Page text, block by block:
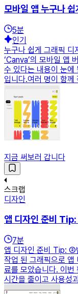
모바일 앱 누구나
5분
인기
누구나 쉽게 그래픽 디
‘Canva’의 모바일 앱
수 있다는 내용이 눈에
입니다.여러 명이 함께
지금 써보러 갑니다
스크랩
디자인
앱 디자인 준비
7분
앱 디자인 준비 Tip: ②
작업 된 그래픽으로 앱
료를 모았습니다. 이번
시간을 줄이고 사용성